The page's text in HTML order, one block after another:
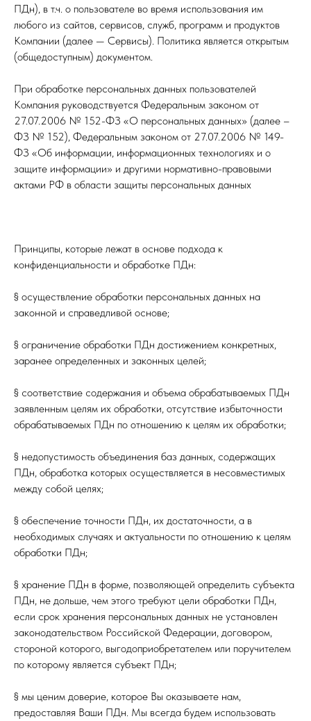
ПДн), в т.ч. о пользователе во время использования им
любого из сайтов, сервисов, служб, программ и продуктов
Компании (далее — Сервисы). Политика является открытым
(общедоступным) документом.
При обработке персональных данных пользователей
Компания руководствуется Федеральным законом от
27.07.2006 № 152-ФЗ «О персональных данных» (далее –
ФЗ № 152), Федеральным законом от 27.07.2006 № 149-
ФЗ «Об информации, информационных технологиях и о
защите информации» и другими нормативно-правовыми
актами РФ в области защиты персональных данных
Принципы, которые лежат в основе подхода к
конфиденциальности и обработке ПДн:
§ осуществление обработки персональных данных на
законной и справедливой основе;
§ ограничение обработки ПДн достижением конкретных,
заранее определенных и законных целей;
§ соответствие содержания и объема обрабатываемых ПДн
заявленным целям их обработки, отсутствие избыточности
обрабатываемых ПДн по отношению к целям их обработки;
§ недопустимость объединения баз данных, содержащих
ПДн, обработка которых осуществляется в несовместимых
между собой целях;
§ обеспечение точности ПДн, их достаточности, а в
необходимых случаях и актуальности по отношению к целям
обработки ПДн;
§ хранение ПДн в форме, позволяющей определить субъекта
ПДн, не дольше, чем этого требуют цели обработки ПДн,
если срок хранения персональных данных не установлен
законодательством Российской Федерации, договором,
стороной которого, выгодоприобретателем или поручителем
по которому является субъект ПДн;
§ мы ценим доверие, которое Вы оказываете нам,
предоставляя Ваши ПДн. Мы всегда будем использовать